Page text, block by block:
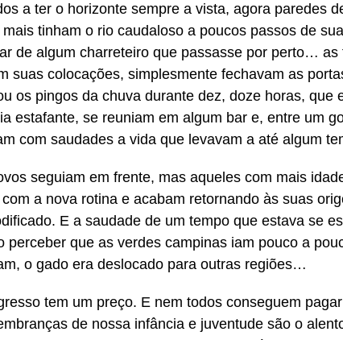
a ter o horizonte sempre a vista, agora paredes
tinham o rio caudaloso a poucos passos de
de algum charreteiro que passasse por perto… as
suas colocações, simplesmente fechavam as
os pingos da chuva durante dez, doze horas, que
estafante, se reuniam em algum bar e, entre um
com saudades a vida que levavam a até algum
seguiam em frente, mas aqueles com mais
a nova rotina e acabam retornando às suas
E a saudade de um tempo que estava se
perceber que as verdes campinas iam pouco a
o gado era deslocado para outras regiões…
tem um preço. E nem todos conseguem
de nossa infância e juventude são o